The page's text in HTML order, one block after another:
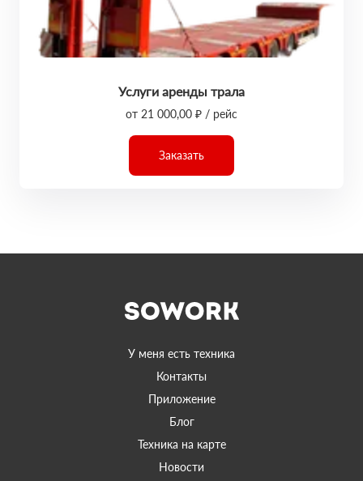
Услуги аренды трала
от 21 000,00 ₽ / рейс
Заказать
У меня есть техника
Контакты
Приложение
Блог
Техника на карте
Новости